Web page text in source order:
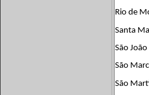
Rio de
Santa
São
São
São